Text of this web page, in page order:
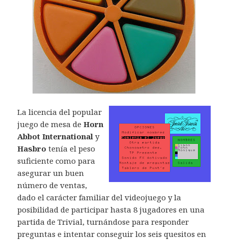
La licencia del popular
juego de mesa deHorn
Abbot International y
Hasbro tenía el peso
suficiente como para
asegurar un buen
número de ventas,
dado el carácter familiar del videojuego y la
posibilidad de participar hasta 8 jugadores en una
partida de Trivial, turnándose para responder
preguntas e intentar conseguir los seis quesitos en